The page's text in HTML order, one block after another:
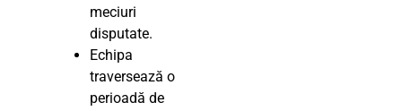
meciuri
disputate.
Echipa
traversează o
perioadă de